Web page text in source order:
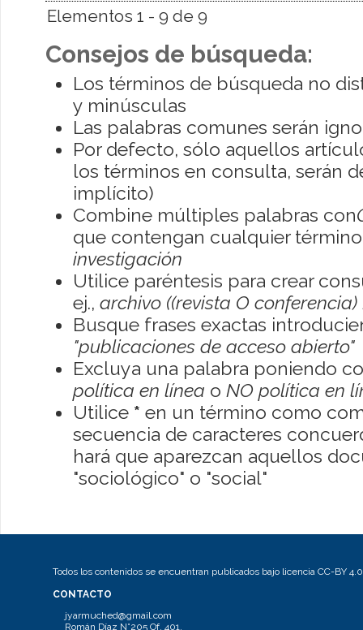
Elementos 1 - 9 de 9
Consejos de búsqueda:
Los términos de búsqueda no
y minúsculas
Las palabras comunes serán
Por defecto, sólo aquellos
los términos en consulta, serán
implícito)
Combine múltiples palabras con
que contengan cualquier
investigación
Utilice paréntesis para crear
ej., archivo ((revista O conferencia)
Busque frases exactas
"publicaciones de acceso abierto"
Excluya una palabra poniendo
política en línea o NO política en
Utilice * en un término como
secuencia de caracteres
hará que aparezcan aquellos
"sociológico" o "social"
Todos los contenidos se encuentran publicados bajo licencia CC-BY 4.0
CONTACTO
jyarmuched@gmail.com
Román Díaz N°205 Of. 401.